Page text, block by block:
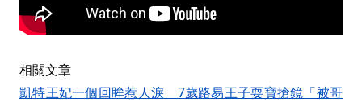
相關文章
凱特王妃一個回眸惹人淚 7歲路易王子耍寶搶鏡「被哥